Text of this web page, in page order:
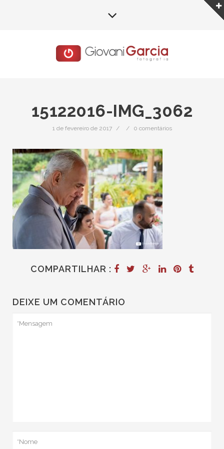
15122016-IMG_3062
1 de fevereiro de 2017 / / 0 comentários
COMPARTILHAR :
DEIXE UM COMENTÁRIO